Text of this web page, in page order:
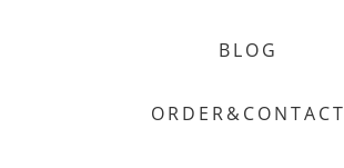
BLOG
ORDER&CONTACT